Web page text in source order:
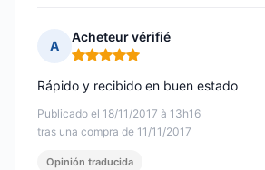
A
Acheteur vérifié
Nota: 5 de 5
Publicado el 18/11/2017 à 13h16
tras una compra de 11/11/2017
Rápido y recibido en buen estado
Opinión traducida